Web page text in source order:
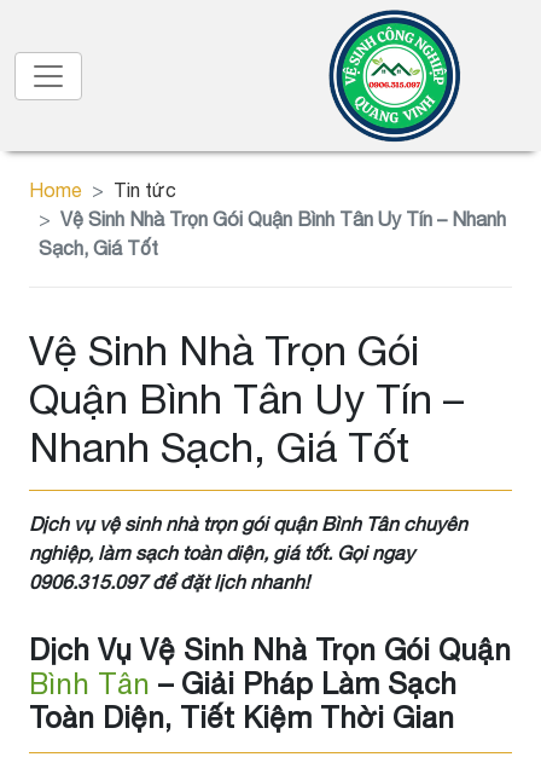
Home
Tin tức
Vệ Sinh Nhà Trọn Gói Quận Bình Tân Uy Tín – Nhanh
Sạch, Giá Tốt
Vệ Sinh Nhà Trọn Gói
Quận Bình Tân Uy Tín –
Nhanh Sạch, Giá Tốt
Dịch vụ vệ sinh nhà trọn gói quận Bình Tân chuyên
nghiệp, làm sạch toàn diện, giá tốt. Gọi ngay
0906.315.097 để đặt lịch nhanh!
Dịch Vụ Vệ Sinh Nhà Trọn Gói Quận
Bình Tân – Giải Pháp Làm Sạch
Toàn Diện, Tiết Kiệm Thời Gian